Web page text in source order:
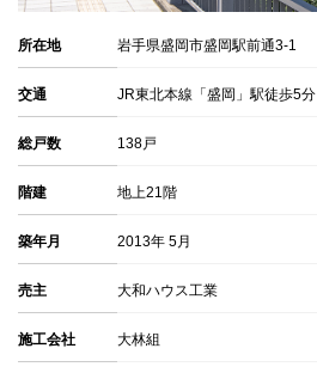
所在地 岩手県盛岡市盛岡駅前通3-1
交通 JR東北本線「盛岡」駅徒歩5分
総戸数 138戸
階建 地上21階
築年月 2013年 5月
売主 大和ハウス工業
施工会社 大林組